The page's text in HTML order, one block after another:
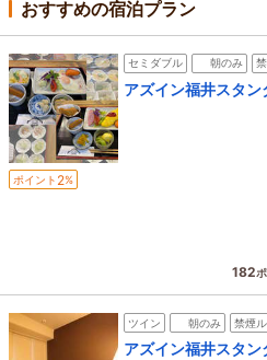
おすすめの宿泊プラン
セミダブル 朝のみ
アズイン福井スタ
ポイント 2%
182
ツイン 朝のみ 禁煙
アズイン福井スタ